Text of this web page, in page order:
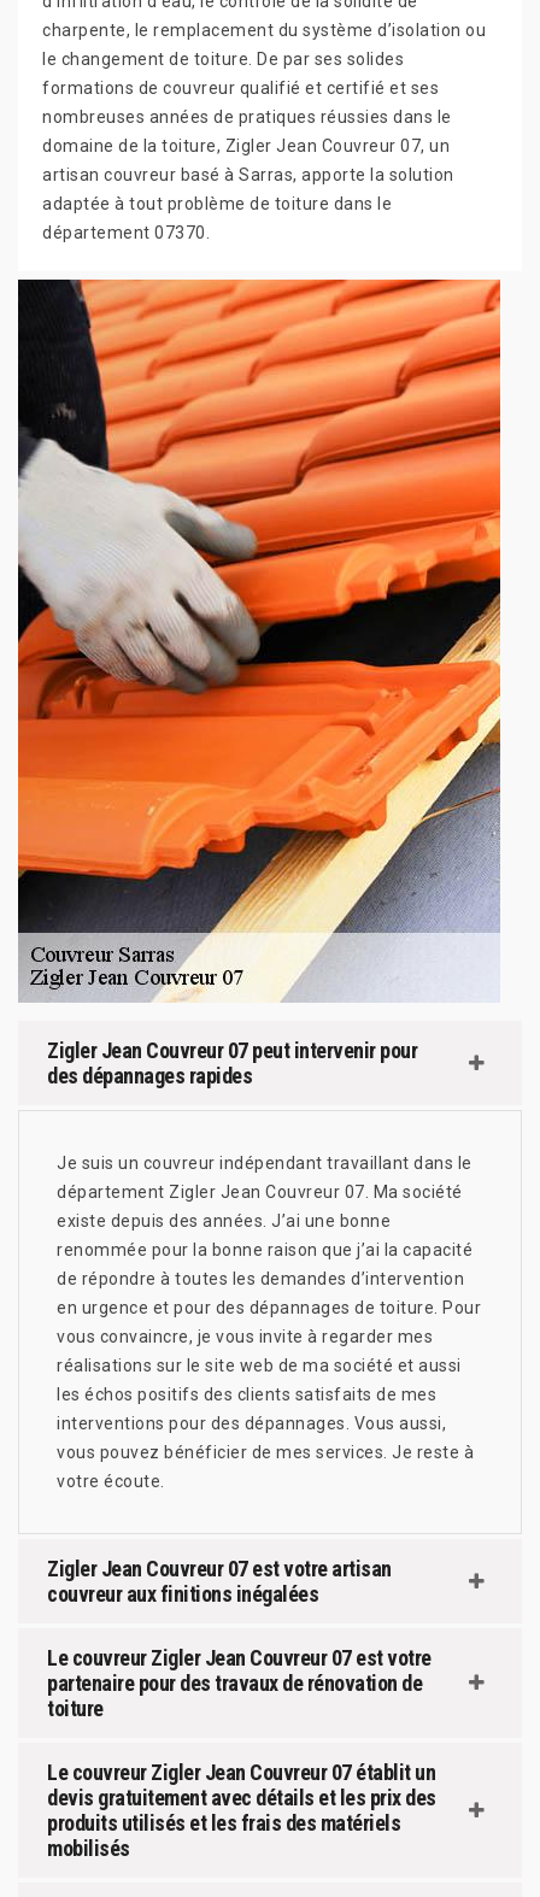
charpente, le remplacement du système d’isolation ou
le changement de toiture. De par ses solides
formations de couvreur qualifié et certifié et ses
nombreuses années de pratiques réussies dans le
domaine de la toiture, Zigler Jean Couvreur 07, un
artisan couvreur basé à Sarras, apporte la solution
adaptée à tout problème de toiture dans le
département 07370.
Zigler Jean Couvreur 07 peut intervenir pour
des dépannages rapides
Je suis un couvreur indépendant travaillant dans le
département Zigler Jean Couvreur 07. Ma société
existe depuis des années. J’ai une bonne
renommée pour la bonne raison que j’ai la capacité
de répondre à toutes les demandes d’intervention
en urgence et pour des dépannages de toiture. Pour
vous convaincre, je vous invite à regarder mes
réalisations sur le site web de ma société et aussi
les échos positifs des clients satisfaits de mes
interventions pour des dépannages. Vous aussi,
vous pouvez bénéficier de mes services. Je reste à
votre écoute.
Zigler Jean Couvreur 07 est votre artisan
couvreur aux finitions inégalées
Le couvreur Zigler Jean Couvreur 07 est votre
partenaire pour des travaux de rénovation de
toiture
Le couvreur Zigler Jean Couvreur 07 établit un
devis gratuitement avec détails et les prix des
produits utilisés et les frais des matériels
mobilisés